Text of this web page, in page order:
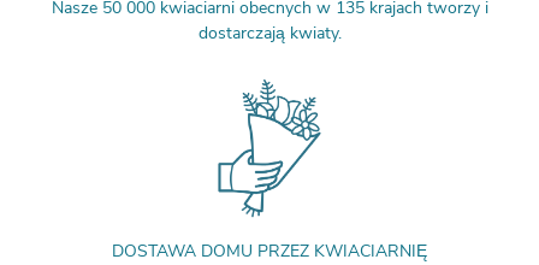
Nasze 50 000 kwiaciarni obecnych w 135 krajach tworzy i
dostarczają kwiaty.
DOSTAWA DOMU PRZEZ KWIACIARNIĘ